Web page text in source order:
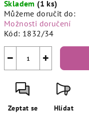
cena:
Skladem (1 ks)
Můžeme doručit do:
Možnosti doručení
Kód: 1832/34
+
−
Zeptat se Hlídat